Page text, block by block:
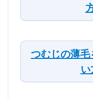
つむじの薄